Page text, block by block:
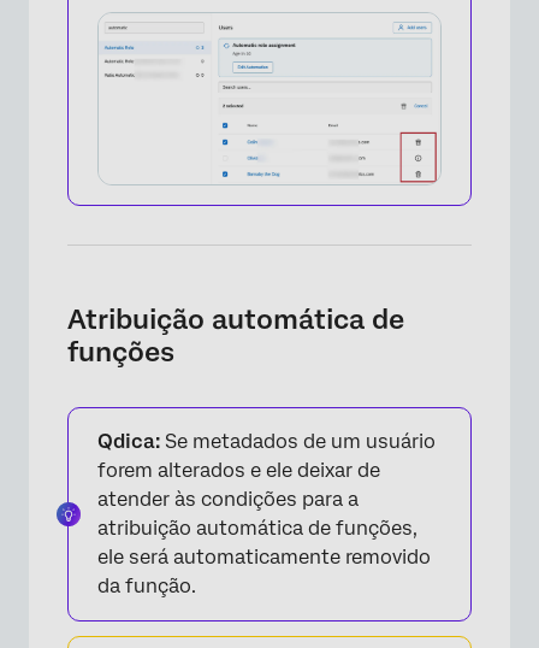
Atribuição automática de
funções
Qdica: Se metadados de um usuário
forem alterados e ele deixar de
atender às condições para a
atribuição automática de funções,
ele será automaticamente removido
da função.